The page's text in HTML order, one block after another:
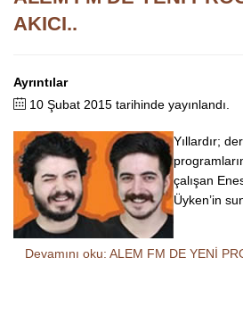
AKICI..
Ayrıntılar
10 Şubat 2015 tarihinde yayınlandı.
Yıllardır;
çalışan
Üyken’in
Devamını oku: ALEM FM DE YENİ